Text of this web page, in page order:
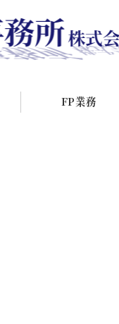
FP業務